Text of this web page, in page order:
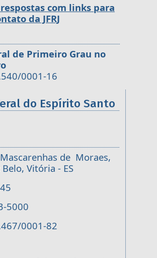
com links para
da JFRJ
de Primeiro Grau no
0001-16
do Espírito Santo
de Moraes,
Vitória - ES
5000
0001-82